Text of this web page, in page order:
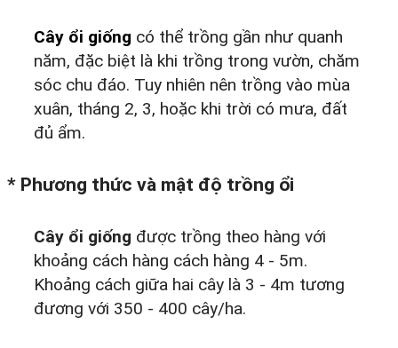
Cây ổi giống có thể trồng gần như quanh
năm, đặc biệt là khi trồng trong vườn, chăm
sóc chu đáo. Tuy nhiên nên trồng vào mùa
xuân, tháng 2, 3, hoặc khi trời có mưa, đất
đủ ẩm.
* Phương thức và mật độ trồng ổi
Cây ổi giống được trồng theo hàng với
khoảng cách hàng cách hàng 4 - 5m.
Khoảng cách giữa hai cây là 3 - 4m tương
đương với 350 - 400 cây/ha.